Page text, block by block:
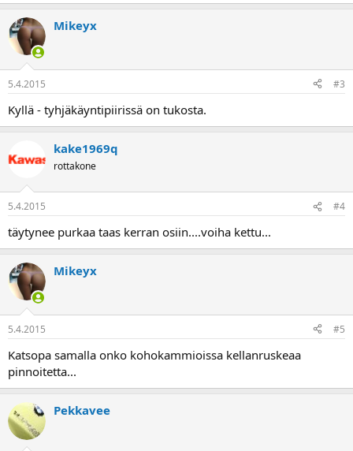
Mikeyx
5.4.2015 #3
Kyllä - tyhjäkäyntipiirissä on tukosta.
kake1969q
rottakone
5.4.2015 #4
täytynee purkaa taas kerran osiin....voiha kettu...
Mikeyx
5.4.2015 #5
Katsopa samalla onko kohokammioissa kellanruskeaa
pinnoitetta...
Pekkavee